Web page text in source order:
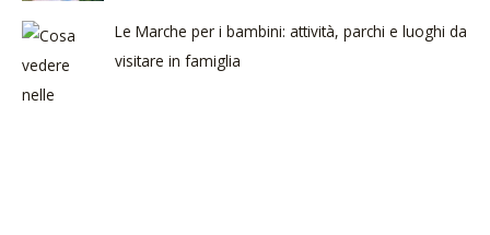
Le Marche per i bambini: attività, parchi e luoghi da
visitare in famiglia